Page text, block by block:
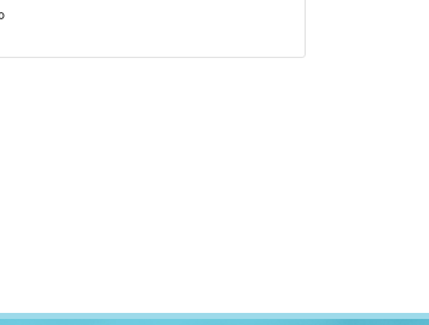
等，做為我們增進網站服務的
您註冊成功，並登入使用我們的